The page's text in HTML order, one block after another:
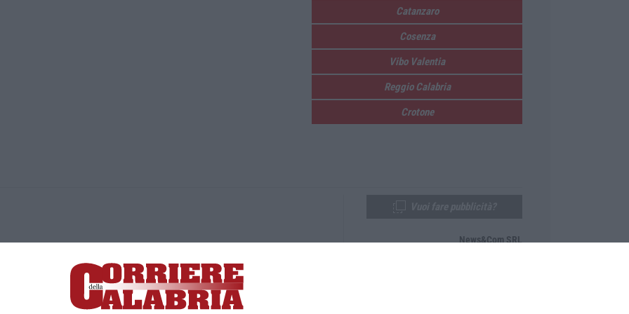
Catanzaro
Cosenza
Vibo Valentia
Reggio Calabria
Crotone
Lamezia Terme (CZ)
responsabile Paola Militano |Privacy
News&Com SRL